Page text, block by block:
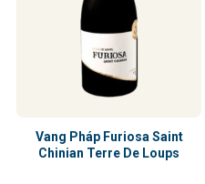
Vang Pháp Furiosa Saint
Chinian Terre De Loups